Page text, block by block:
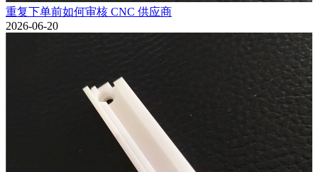
重复下单前如何审核 CNC 供应商
2026-06-20